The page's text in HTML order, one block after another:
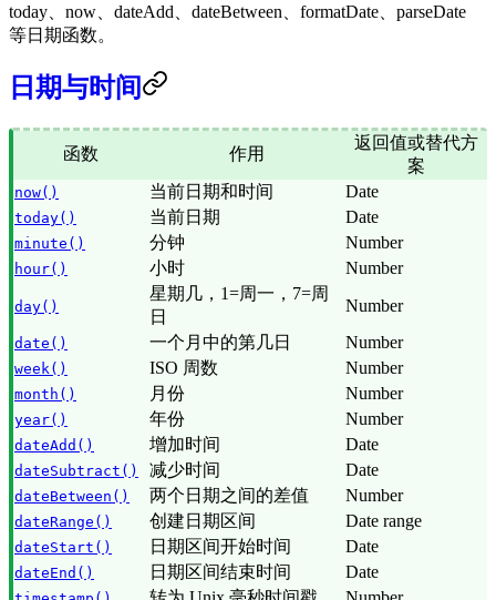
today、now、dateAdd、dateBetween、formatDate、parseDate
等日期函数。
日期与时间
函数 作用
返回值或替代方
案
now() 当前日期和时间 Date
today() 当前日期 Date
minute() 分钟 Number
hour() 小时 Number
day()
星期几，1=周一，7=周
日
Number
date() 一个月中的第几日 Number
week() ISO 周数 Number
month() 月份 Number
year() 年份 Number
dateAdd() 增加时间 Date
dateSubtract() 减少时间 Date
dateBetween() 两个日期之间的差值 Number
dateRange() 创建日期区间 Date range
dateStart() 日期区间开始时间 Date
dateEnd() 日期区间结束时间 Date